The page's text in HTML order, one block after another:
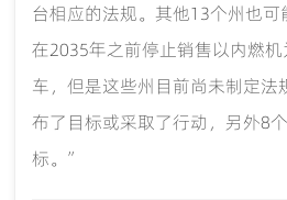
台相应的法规。其他13个州也
在2035年之前停止销售以内燃
车，但是这些州目前尚未制定法
布了目标或采取了行动，另外8
标。”